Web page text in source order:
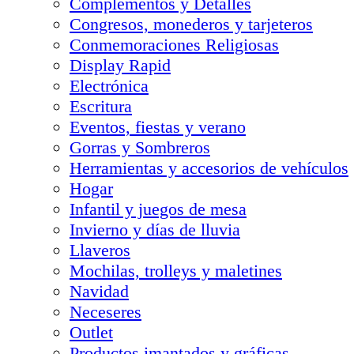
Congresos, monederos y tarjeteros
Conmemoraciones Religiosas
Display Rapid
Electrónica
Escritura
Eventos, fiestas y verano
Gorras y Sombreros
Herramientas y accesorios de vehículos
Hogar
Infantil y juegos de mesa
Invierno y días de lluvia
Llaveros
Mochilas, trolleys y maletines
Navidad
Neceseres
Outlet